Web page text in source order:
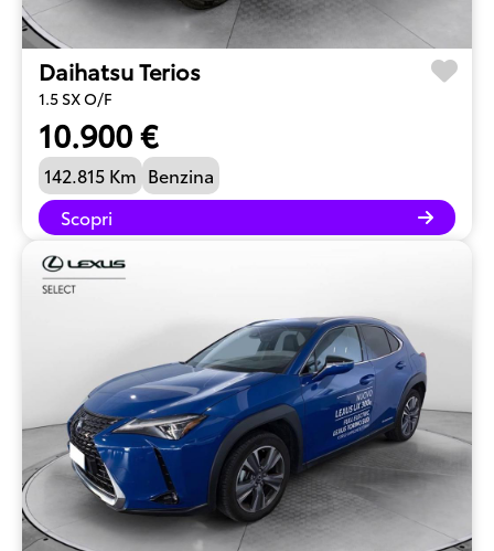
Daihatsu Terios
1.5 SX O/F
10.900 €
142.815 Km Benzina
Scopri